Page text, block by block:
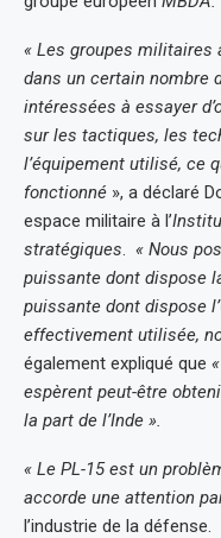
« Les groupes militaires
dans un certain nombre
intéressées à essayer
sur les tactiques, les
l’équipement utilisé, ce
fonctionné », a déclaré
espace militaire à l’
stratégiques. « Nous
puissante dont dispose
puissante dont dispose
effectivement utilisée,
également expliqué que
espèrent peut-être
la part de l’Inde ».
« Le PL-15 est un
accorde une attention
l’industrie de la défense.